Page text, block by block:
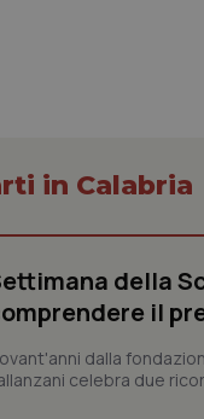
in Calabria
della
il
dalla
celebra due
tracking-sites-
tracking-sites-
session-id
_ga